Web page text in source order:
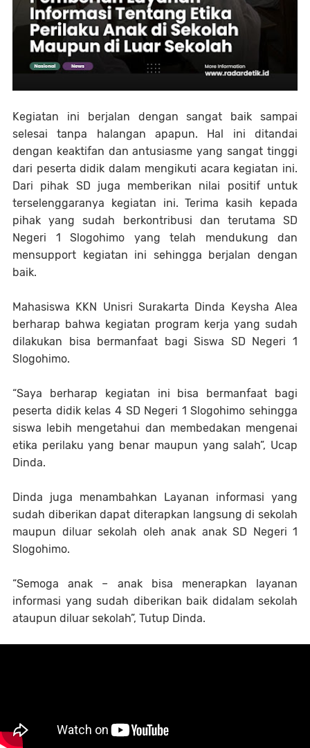
Kegiatan ini berjalan dengan sangat baik sampai
selesai tanpa halangan apapun. Hal ini ditandai
dengan keaktifan dan antusiasme yang sangat tinggi
dari peserta didik dalam mengikuti acara kegiatan ini.
Dari pihak SD juga memberikan nilai positif untuk
terselenggaranya kegiatan ini. Terima kasih kepada
pihak yang sudah berkontribusi dan terutama SD
Negeri 1 Slogohimo yang telah mendukung dan
mensupport kegiatan ini sehingga berjalan dengan
baik.
Mahasiswa KKN Unisri Surakarta Dinda Keysha Alea
berharap bahwa kegiatan program kerja yang sudah
dilakukan bisa bermanfaat bagi Siswa SD Negeri 1
Slogohimo.
“Saya berharap kegiatan ini bisa bermanfaat bagi
peserta didik kelas 4 SD Negeri 1 Slogohimo sehingga
siswa lebih mengetahui dan membedakan mengenai
etika perilaku yang benar maupun yang salah”, Ucap
Dinda.
Dinda juga menambahkan Layanan informasi yang
sudah diberikan dapat diterapkan langsung di sekolah
maupun diluar sekolah oleh anak anak SD Negeri 1
Slogohimo.
“Semoga anak – anak bisa menerapkan layanan
informasi yang sudah diberikan baik didalam sekolah
ataupun diluar sekolah”, Tutup Dinda.